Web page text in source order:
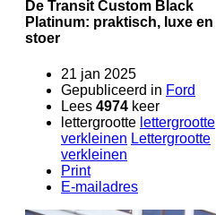
De Transit Custom Black
Platinum: praktisch, luxe en
stoer
21 jan 2025
Gepubliceerd in Ford
Lees 4974 keer
lettergrootte lettergrootte
verkleinen Lettergrootte
verkleinen
Print
E-mailadres